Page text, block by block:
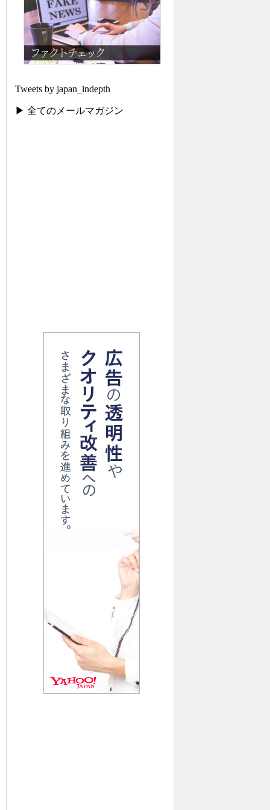
Tweets by japan_indepth
▶ 全てのメールマガジン